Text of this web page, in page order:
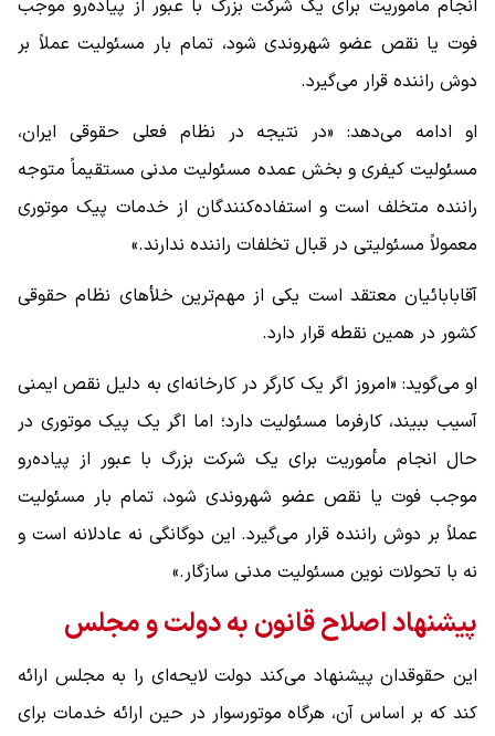
انجام مأموریت برای یک شرکت بزرگ با عبور از پیاده‌رو موجب
فوت یا نقص عضو شهروندی شود، تمام بار مسئولیت عملاً بر
دوش راننده قرار می‌گیرد.
او ادامه می‌دهد: «در نتیجه در نظام فعلی حقوقی ایران،
مسئولیت کیفری و بخش عمده مسئولیت مدنی مستقیماً متوجه
راننده متخلف است و استفاده‌کنندگان از خدمات پیک موتوری
معمولاً مسئولیتی در قبال تخلفات راننده ندارند.»
آقابابائیان معتقد است یکی از مهم‌ترین خلأهای نظام حقوقی
کشور در همین نقطه قرار دارد.
او می‌گوید: «امروز اگر یک کارگر در کارخانه‌ای به دلیل نقص ایمنی
آسیب ببیند، کارفرما مسئولیت دارد؛ اما اگر یک پیک موتوری در
حال انجام مأموریت برای یک شرکت بزرگ با عبور از پیاده‌رو
موجب فوت یا نقص عضو شهروندی شود، تمام بار مسئولیت
عملاً بر دوش راننده قرار می‌گیرد. این دوگانگی نه عادلانه است و
نه با تحولات نوین مسئولیت مدنی سازگار.»
پیشنهاد اصلاح قانون به دولت و مجلس
این حقوقدان پیشنهاد می‌کند دولت لایحه‌ای را به مجلس ارائه
کند که بر اساس آن، هرگاه موتورسوار در حین ارائه خدمات برای